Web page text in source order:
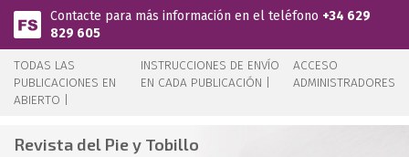
Pasar al contenido principal
Contacte para más información en el teléfono +34 629
829 605
TODAS LAS
PUBLICACIONES EN
ABIERTO |
INSTRUCCIONES DE ENVÍO
EN CADA PUBLICACIÓN |
ACCESO
ADMINISTRADORES
Revista del Pie y Tobillo